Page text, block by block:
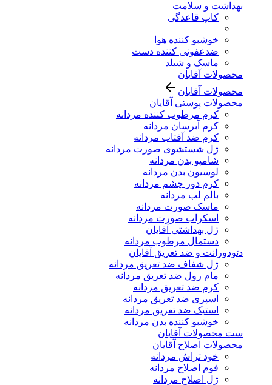
بهداشت و سلامت
کاپ قاعدگی
خوشبو کننده هوا
ضدعفونی کننده دست
ماسک و شیلد
محصولات آقایان
محصولات آقایان
محصولات پوستی آقایان
کرم مرطوب کننده مردانه
کرم آبرسان مردانه
کرم ضد آفتاب مردانه
ژل شستشوی صورت مردانه
شامپو بدن مردانه
لوسیون بدن مردانه
کرم دور چشم مردانه
بالم لب مردانه
ماسک صورت مردانه
اسکراب صورت مردانه
ژل بهداشتی آقایان
دستمال مرطوب مردانه
دئودورانت و ضد تعریق آقایان
ژل شفاف ضد تعریق مردانه
مام رول ضد تعریق مردانه
کرم ضد تعریق مردانه
اسپری ضد تعریق مردانه
استیک ضد تعریق مردانه
خوشبو کننده بدن مردانه
ست محصولات آقایان
محصولات اصلاح آقایان
خود تراش مردانه
فوم اصلاح مردانه
ژل اصلاح مردانه